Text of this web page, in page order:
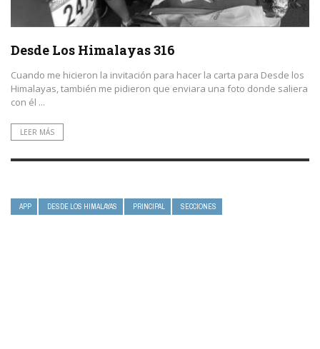
Desde Los Himalayas 316
Cuando me hicieron la invitación para hacer la carta para Desde los
Himalayas, también me pidieron que enviara una foto donde saliera
con él ...
LEER MÁS
APP DESDE LOS HIMALAYAS PRINCIPAL SECCIONES